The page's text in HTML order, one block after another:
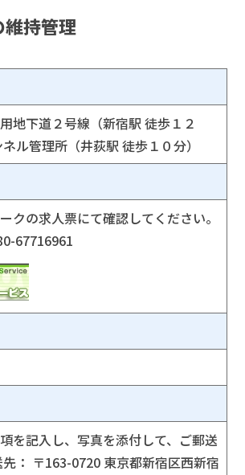
持管理
地下道２号線（新宿駅 徒歩１２
ル管理所（井荻駅 徒歩１０分）
クの求人票にて確認してください。
67716961
を記入し、写真を添付して、ご郵送
： 〒163-0720 東京都新宿区西新宿